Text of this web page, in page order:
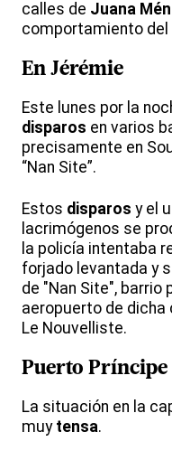
calles de Juana
comportamiento del
En Jérémie
Este lunes por la
disparos en varios
precisamente en
“Nan Site”.
Estos disparos y el
lacrimógenos se
la policía intentaba
forjado levantada y
de "Nan Site", barrio
aeropuerto de dicha
Le Nouvelliste.
Puerto Príncipe
La situación en la
muy tensa.